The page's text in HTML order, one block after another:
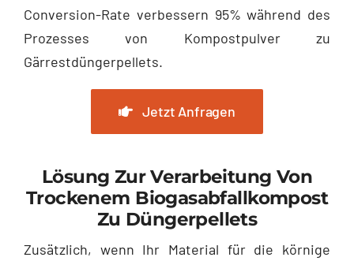
Conversion-Rate verbessern 95% während des
Prozesses von Kompostpulver zu
Gärrestdüngerpellets.
Jetzt Anfragen
Lösung Zur Verarbeitung Von
Trockenem Biogasabfallkompost
Zu Düngerpellets
Zusätzlich, wenn Ihr Material für die körnige